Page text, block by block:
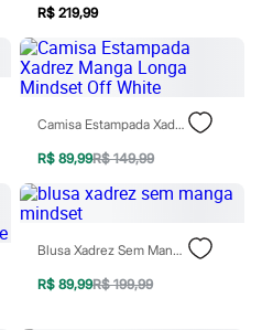
R$ 219,99
Camisa Estampada Xadrez Manga Longa Mindset Off White
R$ 89,99R$ 149,99
Blusa Xadrez Sem Manga Mindset
R$ 89,99R$ 199,99